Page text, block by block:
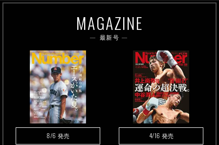
MAGAZINE
最新号
8/6 発売 4/16 発売